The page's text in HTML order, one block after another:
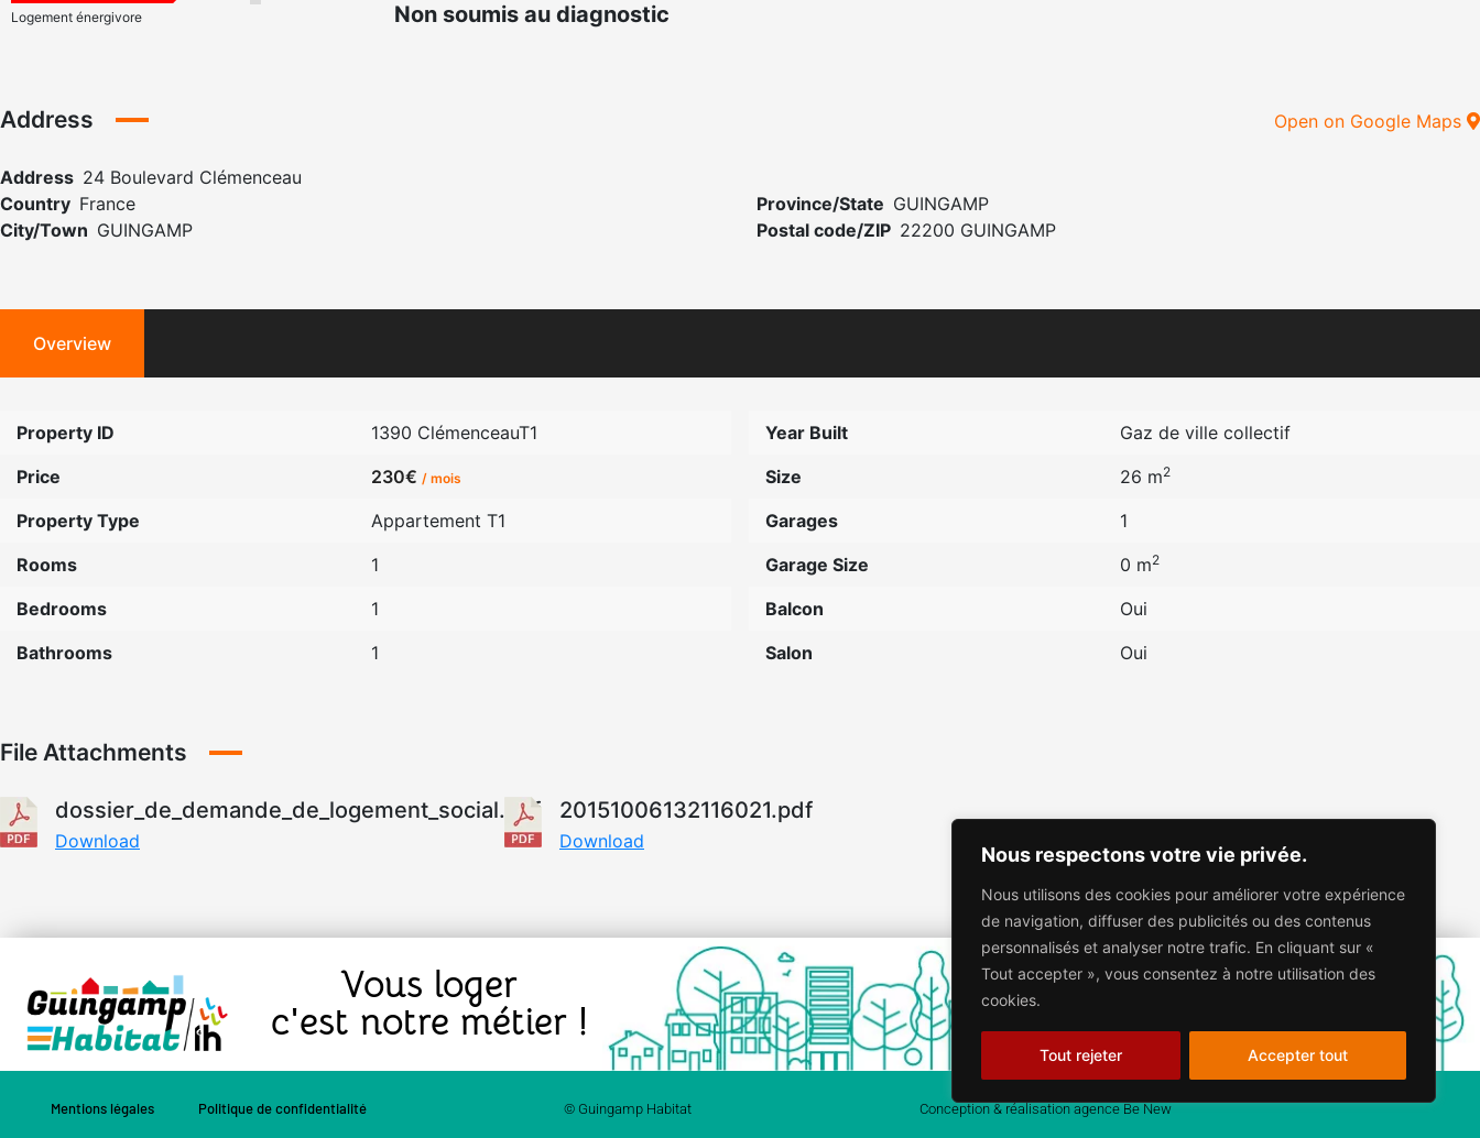
Nous respectons votre vie privée.
Nous utilisons des cookies pour améliorer votre expérience
de navigation, diffuser des publicités ou des contenus
personnalisés et analyser notre trafic. En cliquant sur «
Tout accepter », vous consentez à notre utilisation des
cookies.
Tout rejeter Accepter tout
Logement énergivore Non soumis au diagnostic
Address
Address 24 Boulevard Clémenceau
Country France Province/State GUINGAMP
City/Town GUINGAMP Postal code/ZIP 22200 GUINGAMP
Open on Google Maps
Overview
Property ID
1390 ClémenceauT1
Price
230€ / mois
Property Type
Appartement T1
Rooms
1
Bedrooms
1
Bathrooms
1
Year Built
Gaz de ville collectif
Size
26 m2
Garages
1
Garage Size
0 m2
Balcon
Oui
Salon
Oui
File Attachments
dossier_de_demande_de_logement_social.pdf
Download
20151006132116021.pdf
Download
Vous loger
c'est notre métier !
Mentions légales Politique de confidentialité © Guingamp Habitat Conception & réalisation agence Be New